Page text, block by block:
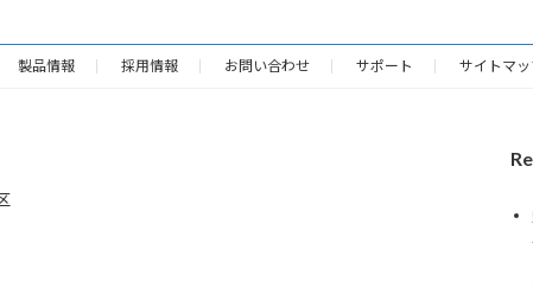
製品情報 採用情報 お問い合わせ サポート サイトマ